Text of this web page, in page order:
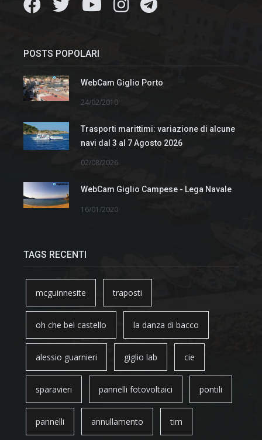
POSTS POPOLARI
WebCam Giglio Porto
24/02/2010
Trasporti marittimi: variazione di alcune
navi dal 3 al 7 Agosto 2026
02/08/2026
WebCam Giglio Campese - Lega Navale
16/01/2020
TAGS RECENTI
mcguinnesite traposti
oh che bel castello la danza di bacco
alessio guarnieri giglio lab cie
sparavieri pannelli fotovoltaici pontili
pannelli annullamento tim